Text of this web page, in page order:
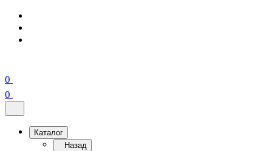
0
0
Каталог
Назад